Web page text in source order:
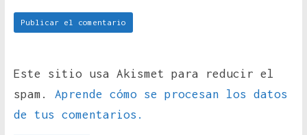
Este sitio usa Akismet para reducir el
spam. Aprende cómo se procesan los datos
de tus comentarios.